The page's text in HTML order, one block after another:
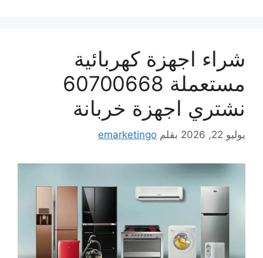
شراء اجهزة كهربائية
مستعملة 60700668
نشتري اجهزة خربانة
يوليو 22, 2026 بقلم emarketingo